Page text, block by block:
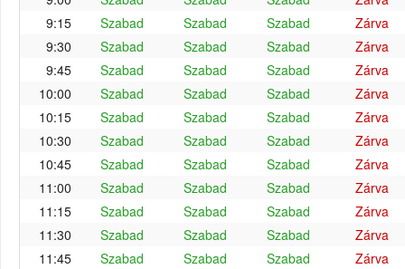
9:15
Szabad Szabad Szabad
Zárva
9:30
Szabad Szabad Szabad
Zárva
9:45
Szabad Szabad Szabad
Zárva
10:00
Szabad Szabad Szabad
Zárva
10:15
Szabad Szabad Szabad
Zárva
10:30
Szabad Szabad Szabad
Zárva
10:45
Szabad Szabad Szabad
Zárva
11:00
Szabad Szabad Szabad
Zárva
11:15
Szabad Szabad Szabad
Zárva
11:30
Szabad Szabad Szabad
Zárva
11:45
Szabad Szabad Szabad
Zárva